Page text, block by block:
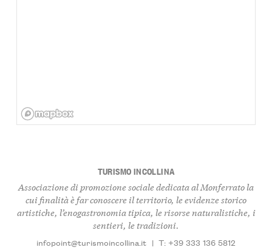
TURISMO INCOLLINA
Associazione di promozione sociale dedicata al Monferrato la
cui finalità è far conoscere il territorio, le evidenze storico
artistiche, l’enogastronomia tipica, le risorse naturalistiche, i
sentieri, le tradizioni.
infopoint@turismoincollina.it | T: +39 333 136 5812